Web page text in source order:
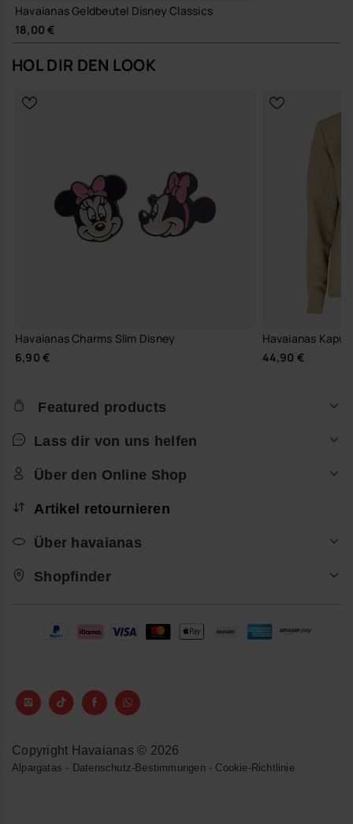
Havaianas Geldbeutel Disney Classics
18,00 €
HOL DIR DEN LOOK
Havaianas Charms Slim Disney
6,90 €
Havaianas
44,90 €
Featured products
Lass dir von uns helfen
Über den Online Shop
Artikel retournieren
Über havaianas
Shopfinder
Copyright Havaianas © 2026
Alpargatas - Datenschutz-Bestimmungen - Cookie-Richtlinie